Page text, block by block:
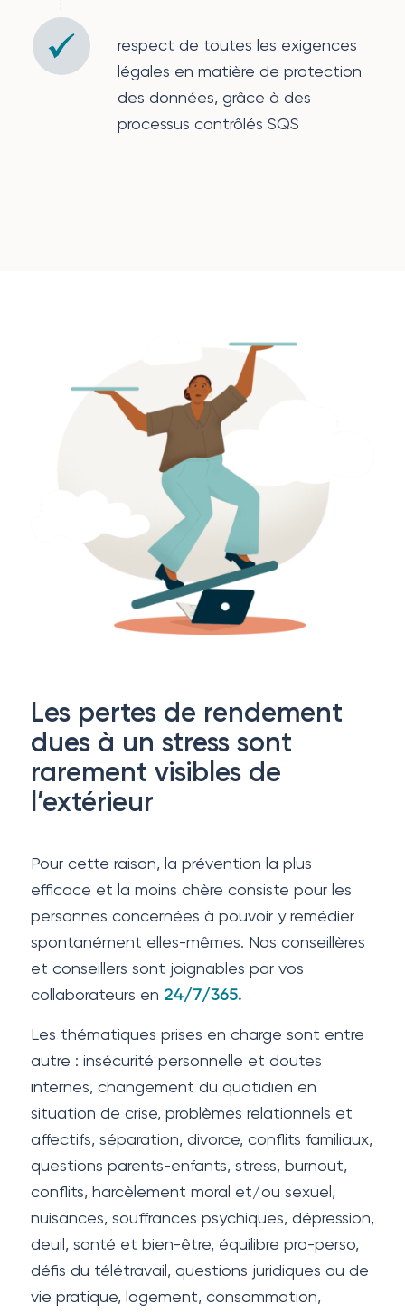
respect de toutes les exigences
légales en matière de protection
des données, grâce à des
processus contrôlés SQS
Les pertes de rendement
dues à un stress sont
rarement visibles de
l’extérieur
Pour cette raison, la prévention la plus
efficace et la moins chère consiste pour les
personnes concernées à pouvoir y remédier
spontanément elles-mêmes. Nos conseillères
et conseillers sont joignables par vos
collaborateurs en 24/7/365.
Les thématiques prises en charge sont entre
autre : insécurité personnelle et doutes
internes, changement du quotidien en
situation de crise, problèmes relationnels et
affectifs, séparation, divorce, conflits familiaux,
questions parents-enfants, stress, burnout,
conflits, harcèlement moral et/ou sexuel,
nuisances, souffrances psychiques, dépression,
deuil, santé et bien-être, équilibre pro-perso,
défis du télétravail, questions juridiques ou de
vie pratique, logement, consommation,